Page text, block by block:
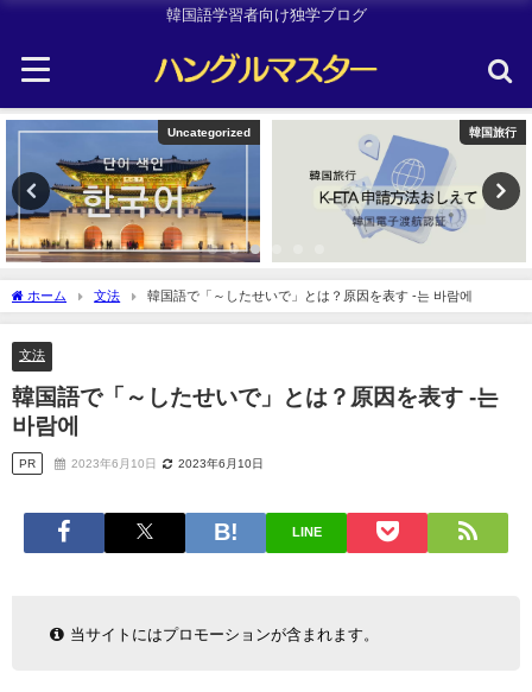
韓国語学習者向け独学ブログ
韓国旅行 Uncategorized
ホーム 文法 韓国語で「～したせいで」とは？原因を表す -는 바람에
文法
韓国語で「～したせいで」とは？原因を表す -는
바람에
PR 2023年6月10日 2023年6月10日
LINE
当サイトにはプロモーションが含まれます。